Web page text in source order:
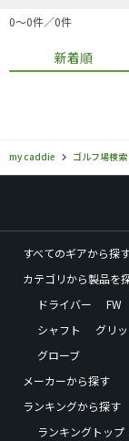
0〜0件／0件
新着順
my caddie ゴルフ場検索
すべてのギアから探
カテゴリから製品を
ドライバー
FW
シャフト
グリ
グローブ
メーカーから探す
ランキングから探す
ランキングトップ